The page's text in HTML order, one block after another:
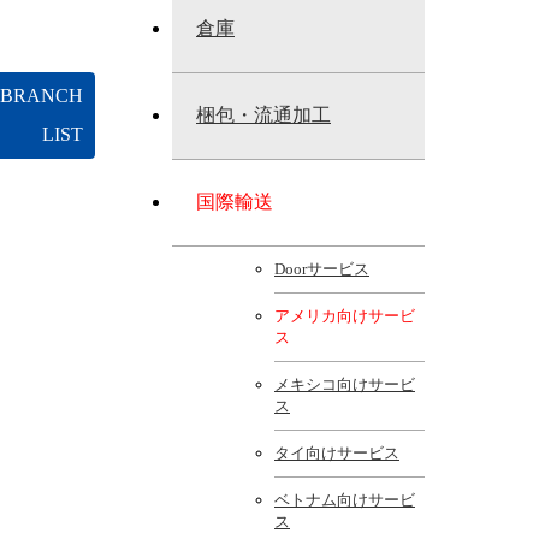
倉庫
梱包・流通加工
国際輸送
Doorサービス
アメリカ向けサービ
ス
メキシコ向けサービ
ス
タイ向けサービス
ベトナム向けサービ
ス
BRANCH
LIST